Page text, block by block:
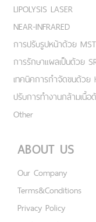
LIPOLYSIS LASER
NEAR-INFRARED
การปรับรูปหน้าด้วย MST
การรักษาแผลเป็นด้วย
เทคนิคการกำจัดขนด้วย
ปรับการทำงานกล้ามเนื้
Other
ABOUT US
Our Company
Terms&Conditions
Privacy Policy